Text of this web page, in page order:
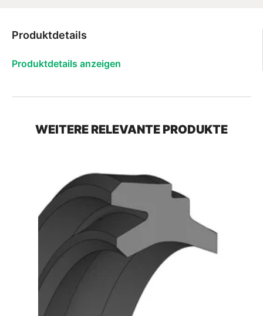
Produktdetails
Produktdetails anzeigen
WEITERE RELEVANTE PRODUKTE